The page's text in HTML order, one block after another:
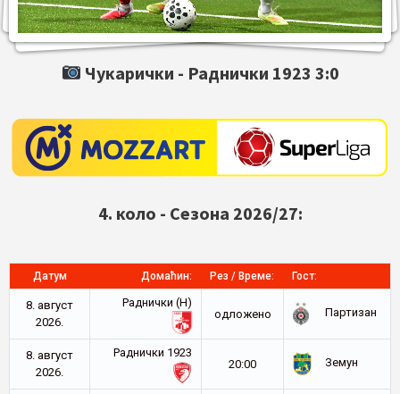
Чукарички - Раднички 1923 3:0
4. коло - Сезона 2026/27:
Датум Домаћин: Рез / Време: Гост:
8. август
2026.
Раднички (Н)
oдложено
Партизан
8. август
2026.
Раднички 1923
20:00
Земун